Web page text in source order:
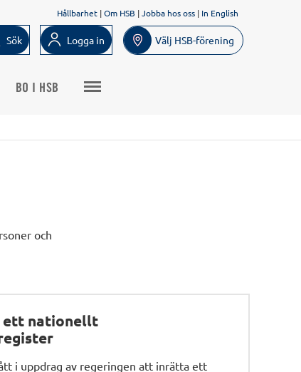
Hållbarhet |Om HSB |Jobba hos oss | In English
Sök Logga in Välj HSB-förening
BO I HSB
och
ett nationellt
i uppdrag av regeringen att inrätta ett